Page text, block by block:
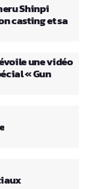
Shinpi
casting et sa
une vidéo
« Gun